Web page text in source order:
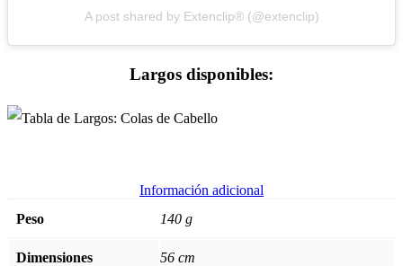
A post shared by Extenclip® (@extenclip)
Largos disponibles:
Información adicional
Peso
140 g
Dimensiones 56 cm